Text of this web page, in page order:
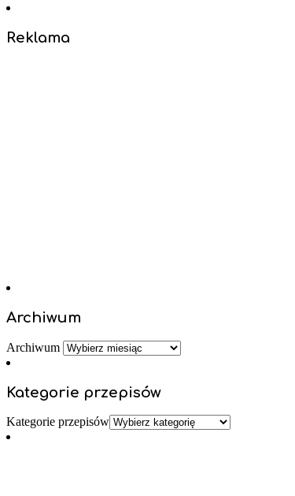
Reklama
Archiwum
Archiwum
Kategorie przepisów
Kategorie przepisów